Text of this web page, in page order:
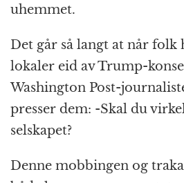
uhemmet.
Det går så langt at når
lokaler eid av Trump-
Washington Post-
presser dem: -Skal du
selskapet?
Denne mobbingen og